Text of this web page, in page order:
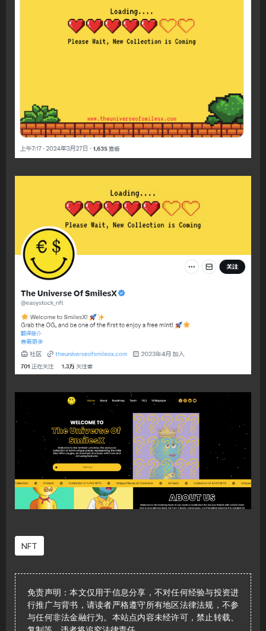
NFT
免责声明：本文仅用于信息分享，不对任何经验与投资进
行推广与背书，请读者严格遵守所有地区法律法规，不参
与任何非法金融行为。本站点内容未经许可，禁止转载、